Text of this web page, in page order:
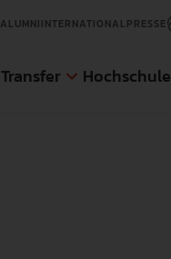
Transfer Hochschule
ALUMNIINTERNATIONALPRESSE